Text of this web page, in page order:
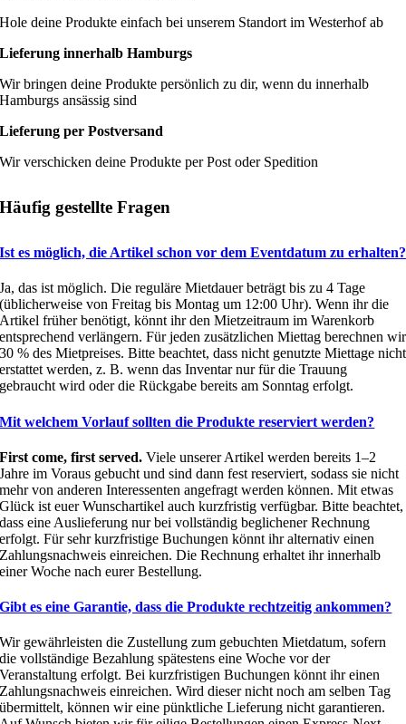
Hole deine Produkte einfach bei unserem Standort im Westerhof ab
Lieferung innerhalb Hamburgs
Wir bringen deine Produkte persönlich zu dir, wenn du innerhalb
Hamburgs ansässig sind
Lieferung per Postversand
Wir verschicken deine Produkte per Post oder Spedition
Häufig gestellte Fragen
Ist es möglich, die Artikel schon vor dem Eventdatum zu erhalten?
Ja, das ist möglich. Die reguläre Mietdauer beträgt bis zu 4 Tage
(üblicherweise von Freitag bis Montag um 12:00 Uhr). Wenn ihr die
Artikel früher benötigt, könnt ihr den Mietzeitraum im Warenkorb
entsprechend verlängern. Für jeden zusätzlichen Miettag berechnen wir
30 % des Mietpreises. Bitte beachtet, dass nicht genutzte Miettage nicht
erstattet werden, z. B. wenn das Inventar nur für die Trauung
gebraucht wird oder die Rückgabe bereits am Sonntag erfolgt.
Mit welchem Vorlauf sollten die Produkte reserviert werden?
First come, first served. Viele unserer Artikel werden bereits 1–2
Jahre im Voraus gebucht und sind dann fest reserviert, sodass sie nicht
mehr von anderen Interessenten angefragt werden können. Mit etwas
Glück ist euer Wunschartikel auch kurzfristig verfügbar. Bitte beachtet,
dass eine Auslieferung nur bei vollständig beglichener Rechnung
erfolgt. Für sehr kurzfristige Buchungen könnt ihr alternativ einen
Zahlungsnachweis einreichen. Die Rechnung erhaltet ihr innerhalb
einer Woche nach eurer Bestellung.
Gibt es eine Garantie, dass die Produkte rechtzeitig ankommen?
Wir gewährleisten die Zustellung zum gebuchten Mietdatum, sofern
die vollständige Bezahlung spätestens eine Woche vor der
Veranstaltung erfolgt. Bei kurzfristigen Buchungen könnt ihr einen
Zahlungsnachweis einreichen. Wird dieser nicht noch am selben Tag
übermittelt, können wir eine pünktliche Lieferung nicht garantieren.